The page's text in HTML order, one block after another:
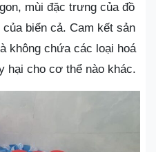
mùi đặc trưng của đồ
biển cả. Cam kết sản
không chứa các loại hoá
hại cho cơ thể nào khác.